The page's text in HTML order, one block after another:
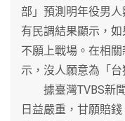
部」預測明年役男
有民調結果顯示，
不願上戰場。在相
示，沒人願意為「台
據臺灣TVBS新聞
日益嚴重，甘願賠